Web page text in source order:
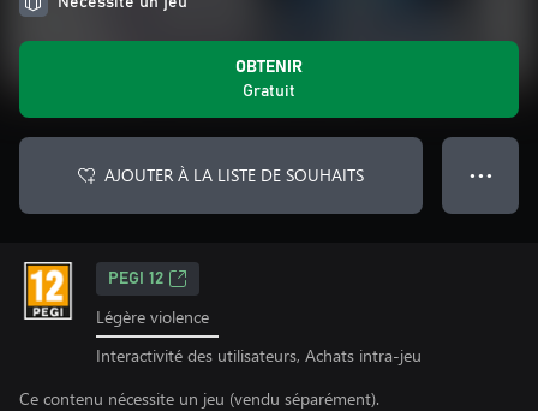
OBTENIR
Gratuit
AJOUTER À LA LISTE DE SOUHAITS ● ● ●
PEGI 12
Légère violence
Interactivité des utilisateurs, Achats intra-jeu
Ce contenu nécessite un jeu (vendu séparément).